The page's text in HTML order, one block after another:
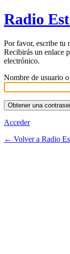
Radio
Por favor, escribe tu
Recibirás un enlace
electrónico.
Nombre de usuario
Acceder
← Volver a Radio